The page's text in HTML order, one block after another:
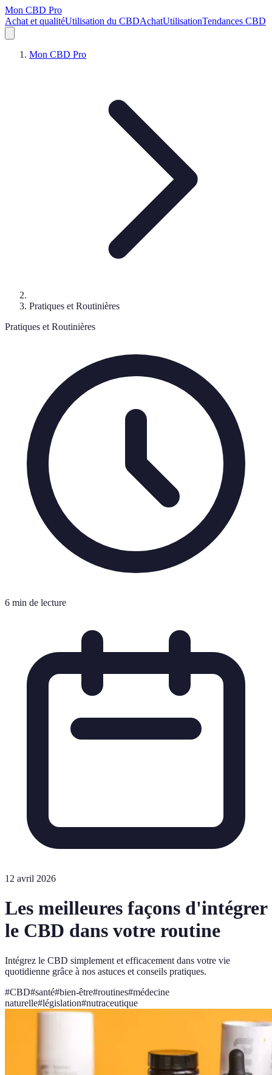
Mon CBD Pro
Achat et qualitéUtilisation du CBDAchatUtilisationTendances CBD
Mon CBD Pro
Pratiques et Routinières
Pratiques et Routinières
6 min de lecture
12 avril 2026
Les meilleures façons d'intégrer
le CBD dans votre routine
Intégrez le CBD simplement et efficacement dans votre vie
quotidienne grâce à nos astuces et conseils pratiques.
#CBD#santé#bien-être#routines#médecine
naturelle#législation#nutraceutique